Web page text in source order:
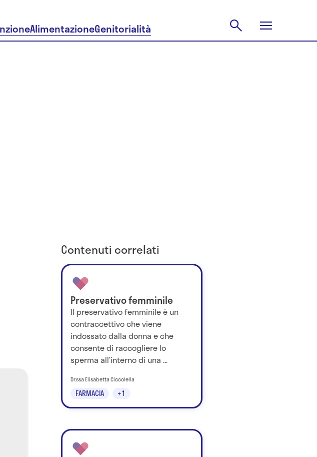
AlimentazioneGenitorialità
Contenuti correlati
Preservativo femminile
Il preservativo femminile è un
contraccettivo che viene
indossato dalla donna e che
consente di raccogliere lo
sperma all’interno di una ...
FARMACIA +1
Dr.ssa Elisabetta Ciccolella